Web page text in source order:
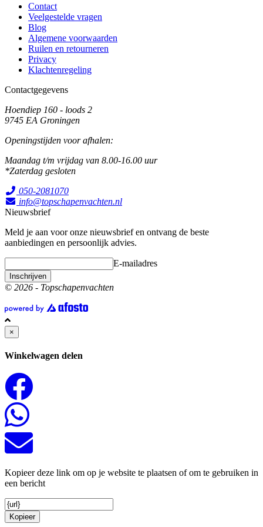
Contact
Veelgestelde vragen
Blog
Algemene voorwaarden
Ruilen en retourneren
Privacy
Klachtenregeling
Contactgegevens
Hoendiep 160 - loods 2
9745 EA Groningen
Openingstijden voor afhalen:
Maandag t/m vrijdag van 8.00-16.00 uur
*Zaterdag gesloten
050-2081070
info@topschapenvachten.nl
Nieuwsbrief
Meld je aan voor onze nieuwsbrief en ontvang de beste
aanbiedingen en persoonlijk advies.
E-mailadres
Inschrijven
© 2026 - Topschapenvachten
×
Winkelwagen delen
Kopieer deze link om op je website te plaatsen of om te gebruiken in
een bericht
Kopieer